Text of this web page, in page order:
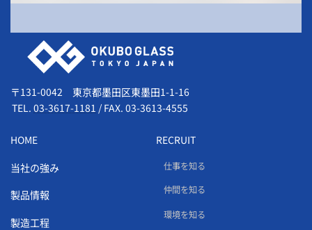
会社情報
〒131-0042 東京都墨田区東墨田1-1-16
TEL. 03-3617-1181 / FAX. 03-3613-4555
HOME
当社の強み
製品情報
製造工程
RECRUIT
仕事を知る
仲間を知る
環境を知る